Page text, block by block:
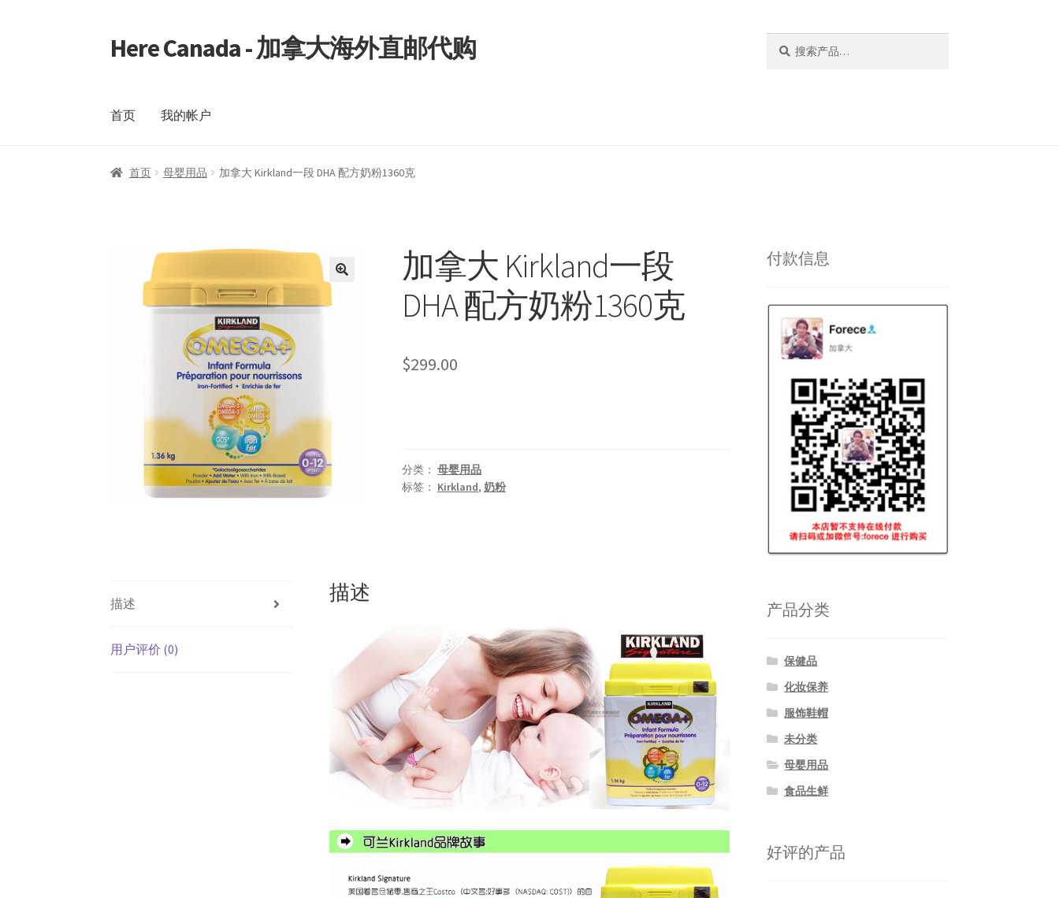
Skip
to
Skip
to
Here Canada - 加拿大海外直邮代购
索：
首页 我的帐户
首页我的帐户
首页 母婴用品 加拿大 Kirkland一段 DHA 配方奶粉1360克
加拿大 Kirkland一段
DHA 配方奶粉1360克
$299.00
分类：母婴用品
标签： Kirkland,奶粉
描述
用户评价 (0)
描述
付款信息
产品分类
保健品
化妆保养
服饰鞋帽
未分类
母婴用品
食品生鲜
好评的产品